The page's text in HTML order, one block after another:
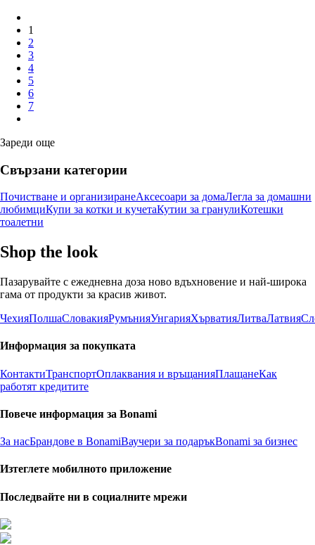
1
2
3
4
5
6
7
Зареди още
Свързани категории
Почистване и организиранеАксесоари за домаЛегла за домашни
любимциКупи за котки и кучетаКутии за гранулиКотешки
тоалетни
Shop the look
Пазарувайте с ежедневна доза ново вдъхновение и най-широка
гама от продукти за красив живот.
ЧехияПолшаСловакияРумънияУнгарияХърватияЛитваЛатвия
Информация за покупката
КонтактиТранспортОплаквания и връщанияПлащанеКак
работят кредитите
Повече информация за Bonami
За насБрандове в BonamiВаучери за подаръкBonami за бизнес
Изтеглете мобилното приложение
Последвайте ни в социалните мрежи